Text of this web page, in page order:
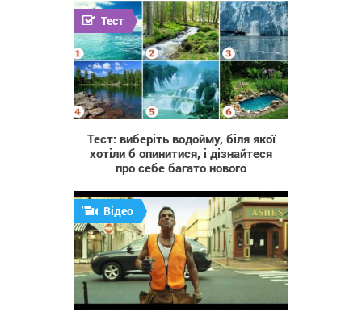
112 589
Тест
Тест: виберіть водойму, біля якої
хотіли б опинитися, і дізнайтеся
про себе багато нового
Відео